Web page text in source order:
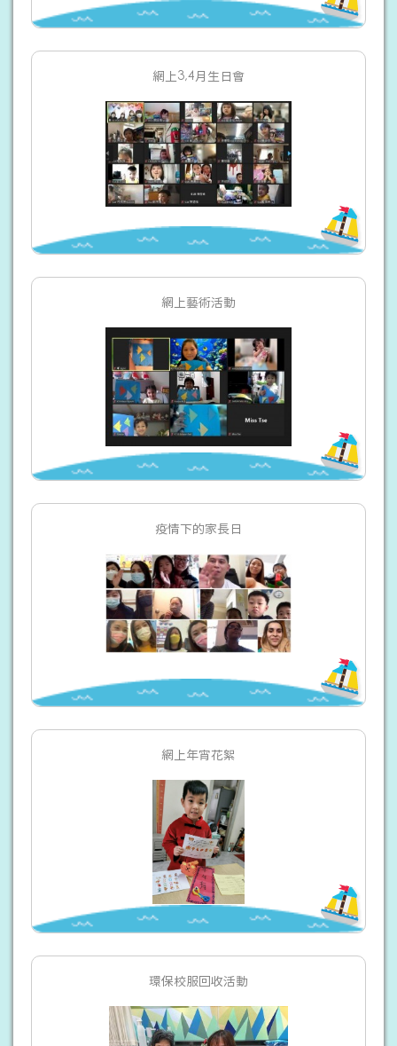
網上3,4月生日會
網上藝術活動
疫情下的家長日
網上年宵花絮
環保校服回收活動